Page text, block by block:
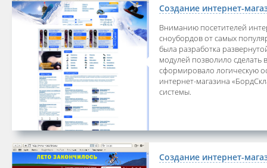
Создание интернет-
Вниманию посетителей
сноубордов от самых
была разработка
модулей позволило
сформировало логическую
интернет-магазина
системы.
Создание интернет-